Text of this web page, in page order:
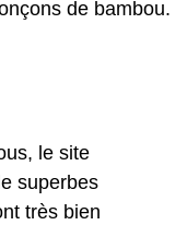
de bambou.
le site
superbes
très bien